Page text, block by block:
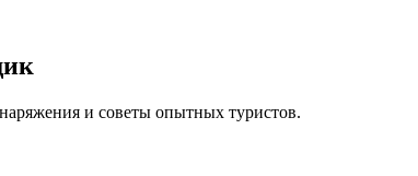
и советы опытных туристов.